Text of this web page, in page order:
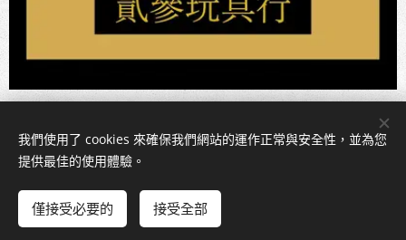
新增到購物車
Cookies
我們使用了 cookies 來確保我們網站的運作正常與安全性，並為您
提供最佳的使用體驗。
僅接受必要的 接受全部